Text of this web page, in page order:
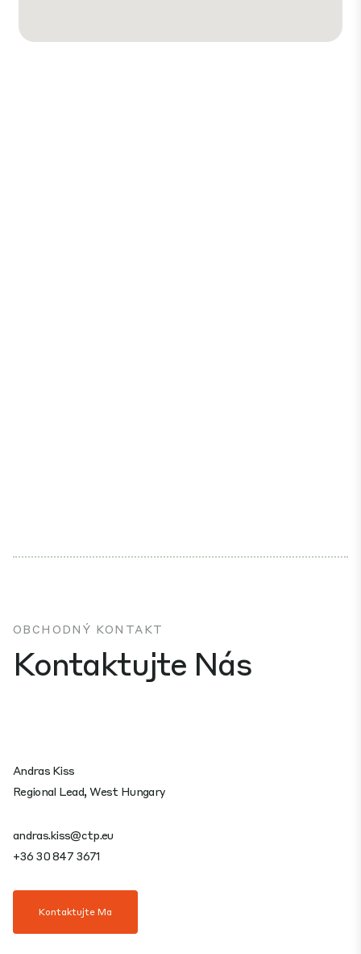
OBCHODNÝ KONTAKT
Kontaktujte Nás
Andras Kiss
Regional Lead, West Hungary
andras.kiss@ctp.eu
+36 30 847 3671
Kontaktujte Ma